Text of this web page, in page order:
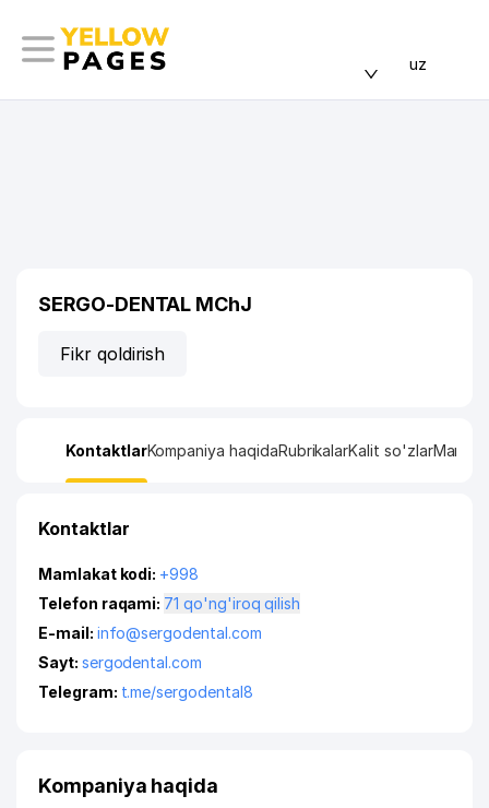
uz
SERGO-DENTAL MChJ
Fikr qoldirish
KontaktlarKompaniya haqidaRubrikalarKalit so'zlarManzil
Kontaktlar
Mamlakat kodi: +998
Telefon raqami:
71 qo'ng'iroq qilish
E-mail: info@sergodental.com
Sayt: sergodental.com
Telegram: t.me/sergodental8
Kompaniya haqida